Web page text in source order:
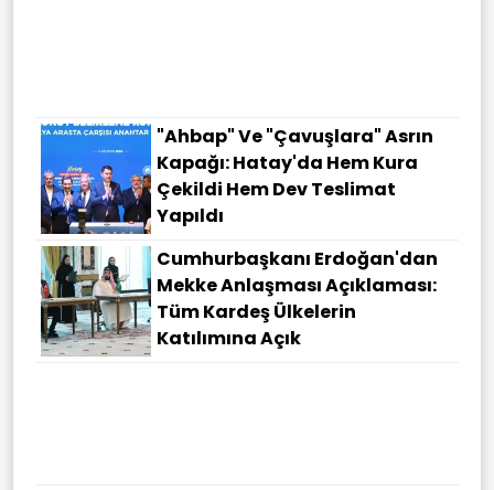
"Ahbap" Ve "çavuşlara" Asrın
Kapağı: Hatay'da Hem Kura
Çekildi Hem Dev Teslimat
Yapıldı
Cumhurbaşkanı Erdoğan'dan
Mekke Anlaşması Açıklaması:
Tüm Kardeş Ülkelerin
Katılımına Açık